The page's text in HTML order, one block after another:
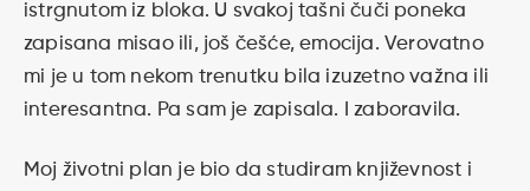
istrgnutom iz bloka. U svakoj tašni čuči poneka
zapisana misao ili, još češće, emocija. Verovatno
mi je u tom nekom trenutku bila izuzetno važna ili
interesantna. Pa sam je zapisala. I zaboravila.
Moj životni plan je bio da studiram književnost i